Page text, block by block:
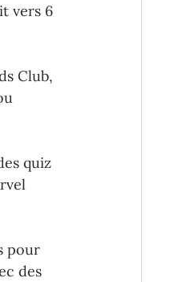
vers 6
Club,
quiz
pour
des